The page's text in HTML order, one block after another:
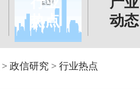
热点
动态
> 政信研究 > 行业热点